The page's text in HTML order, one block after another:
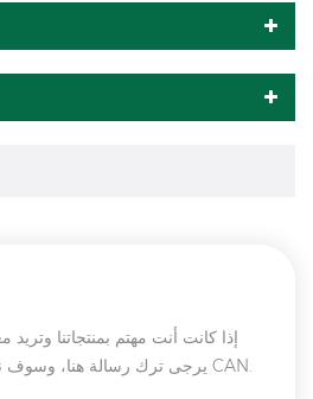
إذا كانت أنت مهتم بمنتجاتنا
يرجى ترك رسالة هنا، وسوف نقوم بالرد عليك حالما نحن CAN.